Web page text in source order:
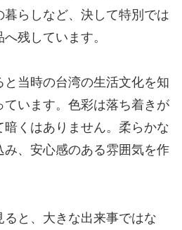
らしなど、決して特別では
残しています。
当時の台湾の生活文化を知
ています。色彩は落ち着きが
くはありません。柔らかな
、安心感のある雰囲気を作
と、大きな出来事ではな